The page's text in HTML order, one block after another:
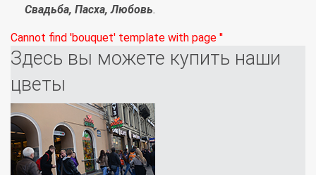
Свадьба, Пасха, Любовь.
Cannot find 'bouquet' template with page ''
Здесь вы можете купить наши
цветы